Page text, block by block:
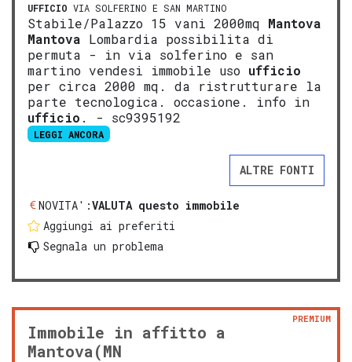
UFFICIO VIA SOLFERINO E SAN MARTINO
Stabile/Palazzo 15 vani 2000mq Mantova
Mantova Lombardia possibilita di
permuta - in via solferino e san
martino vendesi immobile uso ufficio
per circa 2000 mq. da ristrutturare la
parte tecnologica. occasione. info in
ufficio . - sc9395192
LEGGI ANCORA
ALTRE FONTI
NOVITA':VALUTA questo immobile
Aggiungi ai preferiti
Segnala un problema
Immobile in affitto a
Mantova(MN
PREMIUM